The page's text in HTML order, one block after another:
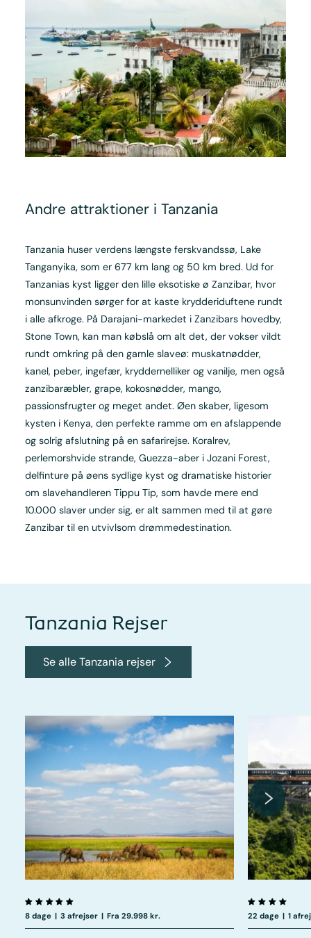
Andre attraktioner i Tanzania
Tanzania huser verdens længste ferskvandssø, Lake
Tanganyika, som er 677 km lang og 50 km bred. Ud for
Tanzanias kyst ligger den lille eksotiske ø Zanzibar, hvor
monsunvinden sørger for at kaste krydderiduftene rundt
i alle afkroge. På Darajani-markedet i Zanzibars hovedby,
Stone Town, kan man købslå om alt det, der vokser vildt
rundt omkring på den gamle slaveø: muskatnødder,
kanel, peber, ingefær, kryddernelliker og vanilje, men også
zanzibaræbler, grape, kokosnødder, mango,
passionsfrugter og meget andet. Øen skaber, ligesom
kysten i Kenya, den perfekte ramme om en afslappende
og solrig afslutning på en safarirejse. Koralrev,
perlemorshvide strande, Guezza-aber i Jozani Forest,
delfinture på øens sydlige kyst og dramatiske historier
om slavehandleren Tippu Tip, som havde mere end
10.000 slaver under sig, er alt sammen med til at gøre
Zanzibar til en utvivlsom drømmedestination.
Tanzania Rejser
Se alle Tanzania rejser
8 dage | 3 afrejser | Fra 29.998 kr. 22 dage | 1